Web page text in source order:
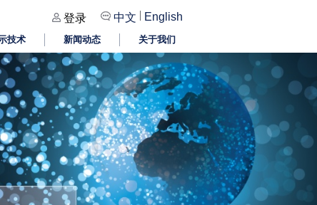
登录 中文 | English
技术 新闻动态 关于我们